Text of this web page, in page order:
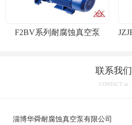
F2BV系列耐腐蚀真空泵
联系我们
CONTACT us
淄博华舜耐腐蚀真空泵有限公司